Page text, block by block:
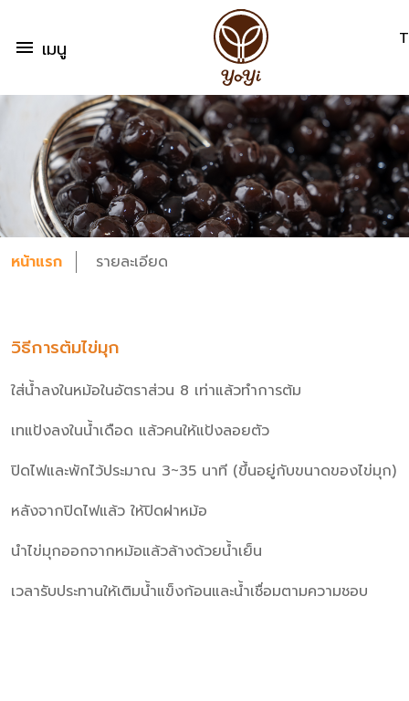
menu เมนู
หน้าแรก รายละเอียด
วิธีการต้มไข่มุก
ใส่น้ำลงในหม้อในอัตราส่วน 8 เท่าแล้วทำการต้ม
เทแป้งลงในน้ำเดือด แล้วคนให้แป้งลอยตัว
ปิดไฟและพักไว้ประมาณ 3~35 นาที (ขึ้นอยู่กับขนาดของไข่มุก)
หลังจากปิดไฟแล้ว ให้ปิดฝาหม้อ
นำไข่มุกออกจากหม้อแล้วล้างด้วยน้ำเย็น
เวลารับประทานให้เติมน้ำแข็งก้อนและน้ำเชื่อมตามความชอบ